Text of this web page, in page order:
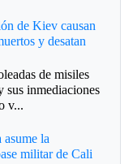
de Kiev causan
y desatan
de misiles
sus inmediaciones
v...
la
militar de Cali